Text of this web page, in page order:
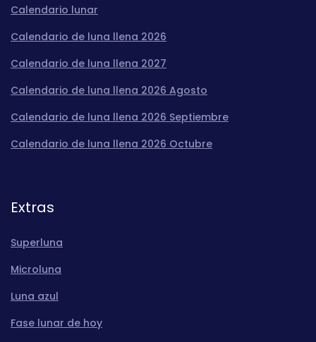
Calendario lunar
Calendario de luna llena 2026
Calendario de luna llena 2027
Calendario de luna llena 2026 Agosto
Calendario de luna llena 2026 Septiembre
Calendario de luna llena 2026 Octubre
Extras
Superluna
Microluna
Luna azul
Fase lunar de hoy